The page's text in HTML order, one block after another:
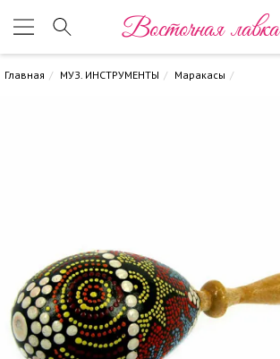
Восточная лавка
Главная МУЗ. ИНСТРУМЕНТЫ Маракасы